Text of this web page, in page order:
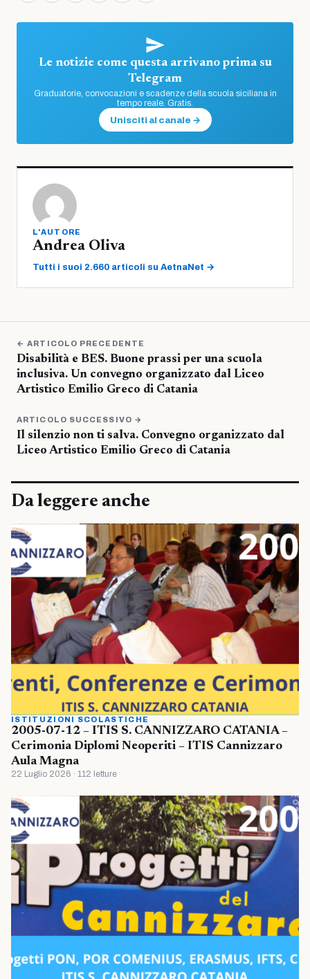
Le notizie come questa arrivano prima su
Telegram
Graduatorie, convocazioni e scadenze della scuola siciliana in
tempo reale. Gratis.
Unisciti al canale →
L'AUTORE
Andrea Oliva
Tutti i suoi 2.660 articoli su AetnaNet →
← ARTICOLO PRECEDENTE
Disabilità e BES. Buone prassi per una scuola
inclusiva. Un convegno organizzato dal Liceo
Artistico Emilio Greco di Catania
ARTICOLO SUCCESSIVO →
Il silenzio non ti salva. Convegno organizzato dal
Liceo Artistico Emilio Greco di Catania
Da leggere anche
ISTITUZIONI SCOLASTICHE
2005-07-12 – ITIS S. CANNIZZARO CATANIA –
Cerimonia Diplomi Neoperiti – ITIS Cannizzaro
Aula Magna
22 Luglio 2026 · 112 letture